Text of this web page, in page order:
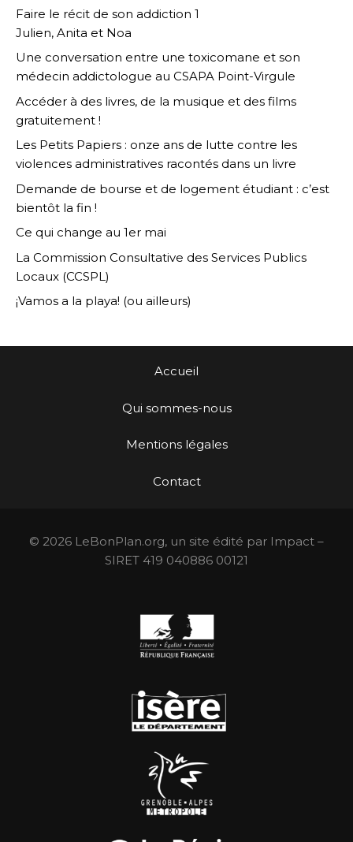
Faire le récit de son addiction 1
Julien, Anita et Noa
Une conversation entre une toxicomane et son
médecin addictologue au CSAPA Point-Virgule
Accéder à des livres, de la musique et des films
gratuitement !
Les Petits Papiers : onze ans de lutte contre les
violences administratives racontés dans un livre
Demande de bourse et de logement étudiant : c’est
bientôt la fin !
Ce qui change au 1er mai
La Commission Consultative des Services Publics
Locaux (CCSPL)
¡Vamos a la playa! (ou ailleurs)
Accueil
Qui sommes-nous
Mentions légales
Contact
© 2026 LeBonPlan.org, un site édité par Impact –
SIRET 419 040886 00121